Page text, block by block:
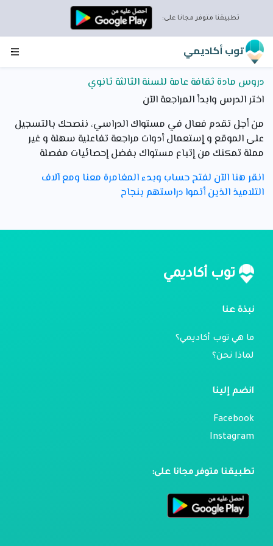
تطبيقنا متوفر مجانا على:
توب أكاديمي
دروس مادة ثقافة عامة للسنة الثالثة ثانوي
اختر الدرس وابدأ المراجعة الآن
من أجل تقدم فعال في مستواك الدراسي، ننصحك بالتسجيل
على الموقع و إستعمال أدوات مراجعة تفاعلية سهلة و غير
مملة تمكنك من إتباع مستواك بفضل إحصائيات مفصلة
انقر هنا الآن لفتح حساب وبدء المغامرة معنا ومع آلاف
التلاميذ الذين أتموا دراستهم بنجاح
توب أكاديمي
نبذة عنا
ما هي توب أكاديمي؟
لماذا نحن؟
انضم إلينا
Facebook
Instagram
تطبيقنا متوفر مجانا على: